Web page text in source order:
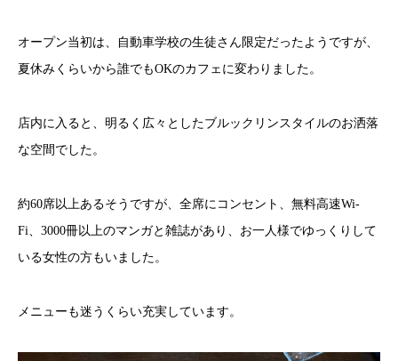
オープン当初は、自動車学校の生徒さん限定だったようですが、
夏休みくらいから誰でもOKのカフェに変わりました。
店内に入ると、明るく広々としたブルックリンスタイルのお洒落
な空間でした。
約60席以上あるそうですが、全席にコンセント、無料高速Wi-
Fi、3000冊以上のマンガと雑誌があり、お一人様でゆっくりして
いる女性の方もいました。
メニューも迷うくらい充実しています。